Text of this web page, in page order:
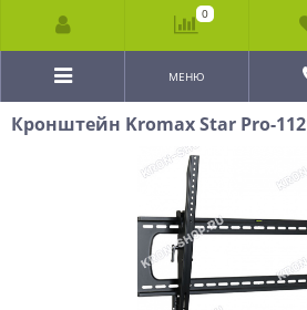
МЕНЮ
Кронштейн Kromax Star Pro-112
0